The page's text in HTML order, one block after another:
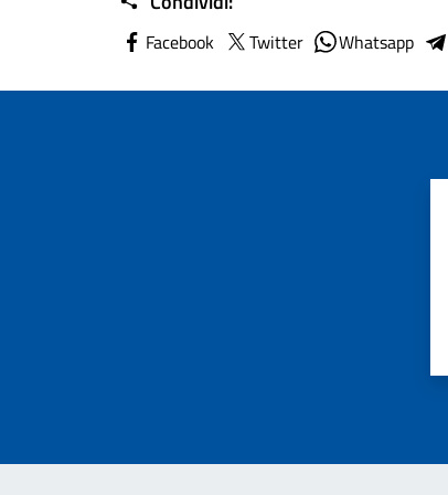
Facebook Twitter Whatsapp